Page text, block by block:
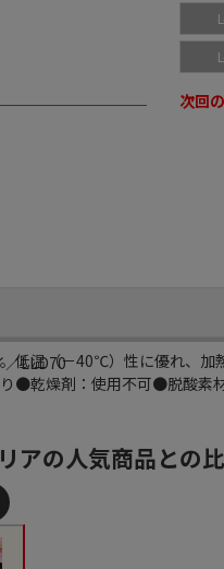
次回
低温（－40℃）性に優れ、
り●乾燥剤：使用不可●脱酸素
／LLD70
アの人気商品との